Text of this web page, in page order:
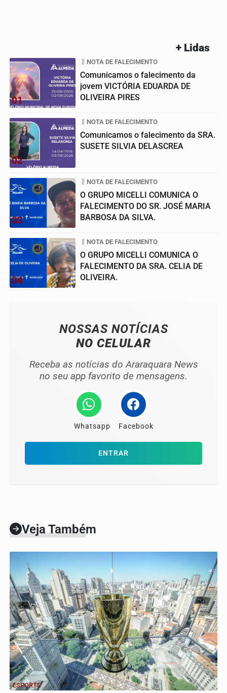
+ Lidas
01
NOTA DE FALECIMENTO
Comunicamos o falecimento da
jovem VICTÓRIA EDUARDA DE
OLIVEIRA PIRES
02
NOTA DE FALECIMENTO
Comunicamos o falecimento da SRA.
SUSETE SILVIA DELASCREA
03
NOTA DE FALECIMENTO
O GRUPO MICELLI COMUNICA O
FALECIMENTO DO SR. JOSÉ MARIA
BARBOSA DA SILVA.
04
NOTA DE FALECIMENTO
O GRUPO MICELLI COMUNICA O
FALECIMENTO DA SRA. CELIA DE
OLIVEIRA.
NOSSAS NOTÍCIAS
NO CELULAR
Receba as notícias do Araraquara News
no seu app favorito de mensagens.
Whatsapp Facebook
ENTRAR
Veja Também
ESPORTE